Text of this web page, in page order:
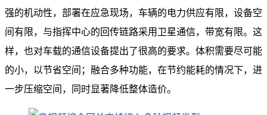
强的机动性，部署在应急现场，车辆的电力供应有限，设备空
间有限，与指挥中心的回传链路采用卫星通信，带宽有限。这
样，也对车载的通信设备提出了很高的要求。体积需要尽可能
的小，以节省空间；融合多种功能，在节约能耗的情况下，进
一步压缩空间，同时显著降低整体造价。